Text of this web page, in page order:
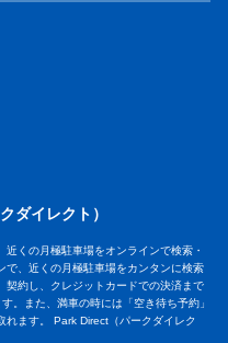
ダイレクト）
くの月極駐車場をオンラインで検索・
で、近くの月極駐車場をカンタンに検索
契約し、クレジットカードでの決済まで
。また、満車の時には「空き待ち予約」
れます。 Park Direct（パークダイレク